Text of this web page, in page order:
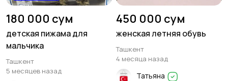
180 000 сум
детская пижама для
мальчика
Ташкент
5 месяцев назад
450 000 сум
женская летняя обувь
Ташкент
4 месяца назад
Татьяна